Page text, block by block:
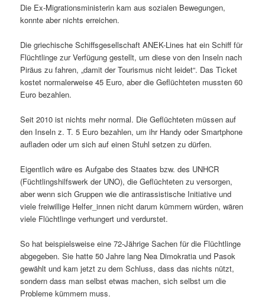
Die Ex-Migrationsministerin kam aus sozialen Bewegungen,
konnte aber nichts erreichen.
Die griechische Schiffsgesellschaft ANEK-Lines hat ein Schiff für
Flüchtlinge zur Verfügung gestellt, um diese von den Inseln nach
Piräus zu fahren, „damit der Tourismus nicht leidet“. Das Ticket
kostet normalerweise 45 Euro, aber die Geflüchteten mussten 60
Euro bezahlen.
Seit 2010 ist nichts mehr normal. Die Geflüchteten müssen auf
den Inseln z. T. 5 Euro bezahlen, um ihr Handy oder Smartphone
aufladen oder um sich auf einen Stuhl setzen zu dürfen.
Eigentlich wäre es Aufgabe des Staates bzw. des UNHCR
(Füchtlingshilfswerk der UNO), die Geflüchteten zu versorgen,
aber wenn sich Gruppen wie die antirassistische Initiative und
viele freiwillige Helfer_innen nicht darum kümmern würden, wären
viele Flüchtlinge verhungert und verdurstet.
So hat beispielsweise eine 72-Jährige Sachen für die Flüchtlinge
abgegeben. Sie hatte 50 Jahre lang Nea Dimokratia und Pasok
gewählt und kam jetzt zu dem Schluss, dass das nichts nützt,
sondern dass man selbst etwas machen, sich selbst um die
Probleme kümmern muss.